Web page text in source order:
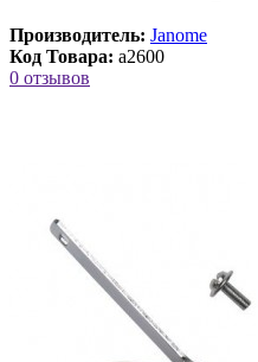
Производитель: Janome
Код Товара: a2600
0 отзывов